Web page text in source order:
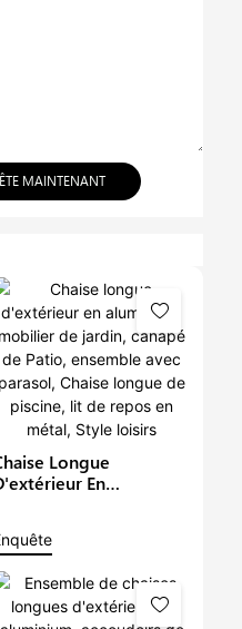
MAINTENANT
Longue
En
Avec Parasol,
Longue De
Lit De Repos En
Métal, Style Loisirs